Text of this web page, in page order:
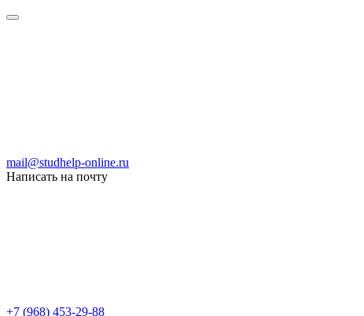
mail@studhelp-online.ru
Написать на почту
+7 (968) 453-29-88